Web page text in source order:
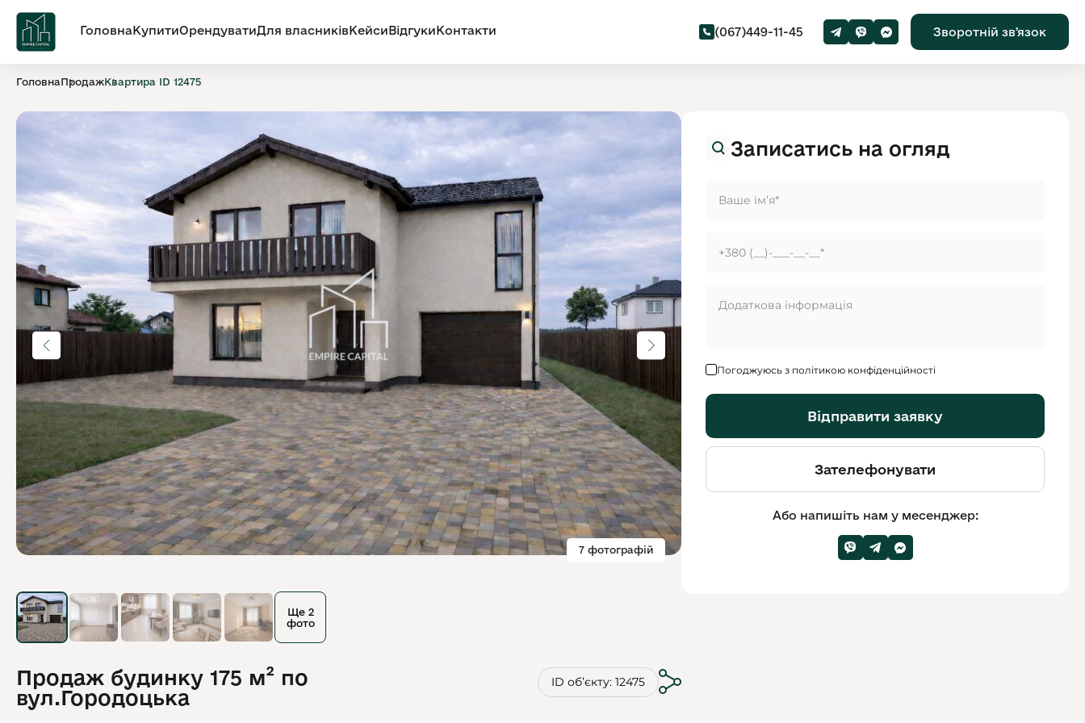
ГоловнаКупитиОрендуватиДля власниківКейсиВідгукиКонтакти (067)449-11-45 Зворотній звʼязок
ГоловнаПродажКвартира ID 12475
7 фотографій
Ще 2
фото
Продаж будинку 175 м² по
вул.Городоцька
ID обʼєкту: 12475
Записатись на огляд
Погоджуюсь з політикою конфіденційності
Відправити заявку
Зателефонувати
Або напишіть нам у месенджер: